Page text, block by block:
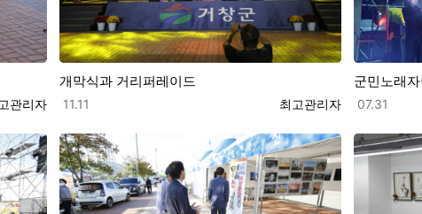
자
관리자
개막식과 거리퍼레이드
등록자
최고관리자
등록일
11.11
군민노래
등록일
07.31